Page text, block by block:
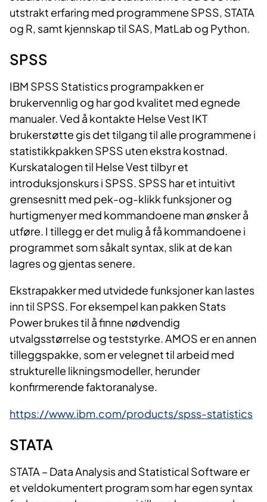
utstrakt erfaring med programmene SPSS, STATA
og R, samt kjennskap til SAS, MatLab og Python.
SPS​​​S
IBM SPSS Statistics programpakken er
brukervennlig og har god kvalitet med egnede
manualer. Ved å kontakte Helse Vest IKT
brukerstøtte gis det tilgang til alle programmene i
statistikkpakken SPSS uten ekstra kostnad.
Kurskatalogen til Helse Vest tilbyr et
introduksjonskurs i SPSS. SPSS har et intuitivt
grensesnitt med pek-og-klikk funksjoner og
hurtigmenyer med kommandoene man ønsker å
utføre. I tillegg er det mulig å få kommandoene i
programmet som såkalt syntax, slik at de kan
lagres og gjentas senere.
Ekstrapakker med utvidede funksjoner kan lastes
inn til SPSS. For eksempel kan pakken Stats
Power brukes til å finne nødvendig
utvalgsstørrelse og teststyrke. AMOS er en annen
tilleggspakke, som er velegnet til arbeid med
strukturelle likningsmodeller, herunder
konfirmerende faktoranalyse.
https://www.ibm.com/products/spss-statistics
STA​​​​TA
STATA – Data Analysis and Statistical Software er
et veldokumentert program som har egen syntax